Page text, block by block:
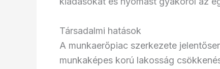
Társadalmi hatások
A munkaerőpiac szerkezete
munkaképes korú lakosság